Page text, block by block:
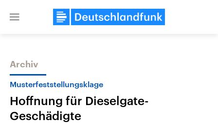
Close
Themen
Archiv
Musterfeststellungsklage
Hoffnung für Dieselgate-
Geschädigte